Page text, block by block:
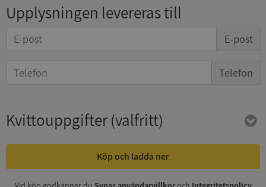
Upplysningen levereras till
E-post
Telefon
Kvittouppgifter(valfritt)
Köp och ladda ner